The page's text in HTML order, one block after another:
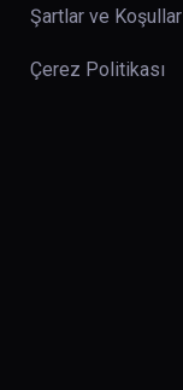
Şartlar ve Koşullar
Çerez Politikası